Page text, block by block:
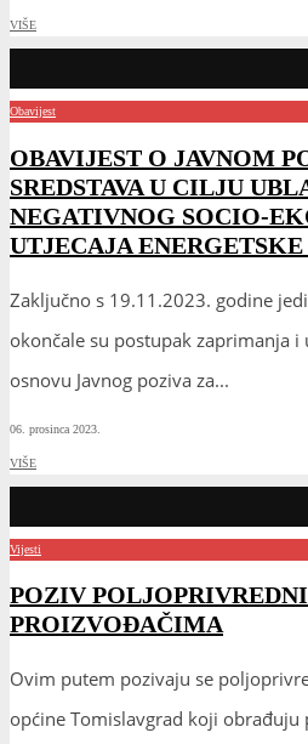
VIŠE
Obavijest
OBAVIJEST O JAVNOM
SREDSTAVA U CILJU
NEGATIVNOG SOCIO-
UTJECAJA
Zaključno s 19.11.2023. godine
okončale su postupak zaprimanja
osnovu Javnog poziva za...
06. prosinca 2023.
VIŠE
Vijesti
POZIV
PROIZVOĐAČIMA
Ovim putem pozivaju se
općine Tomislavgrad koji